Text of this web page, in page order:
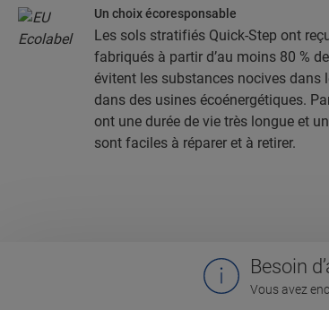
Un choix écoresponsable
Les sols stratifiés Quick-Step ont
fabriqués à partir d’au moins 80 %
évitent les substances nocives dans
dans des usines écoénergétiques.
ont une durée de vie très longue et
sont faciles à réparer et à retirer.
Besoin
Vous avez